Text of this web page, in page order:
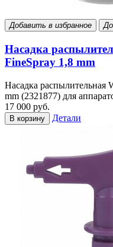
Добавить в избранное
Насадка
FineSpray 1,8 mm
Насадка распылительная
mm (2321877) для
17 000 руб.
В корзину Детали